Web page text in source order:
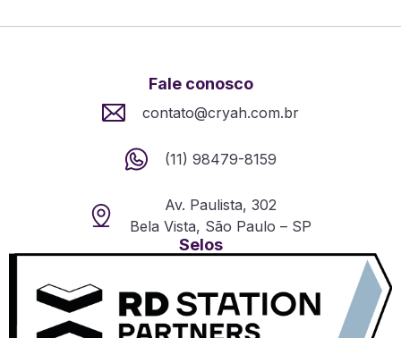
Fale conosco
contato@cryah.com.br
(11) 98479-8159
Av. Paulista, 302
Bela Vista, São Paulo – SP
Selos